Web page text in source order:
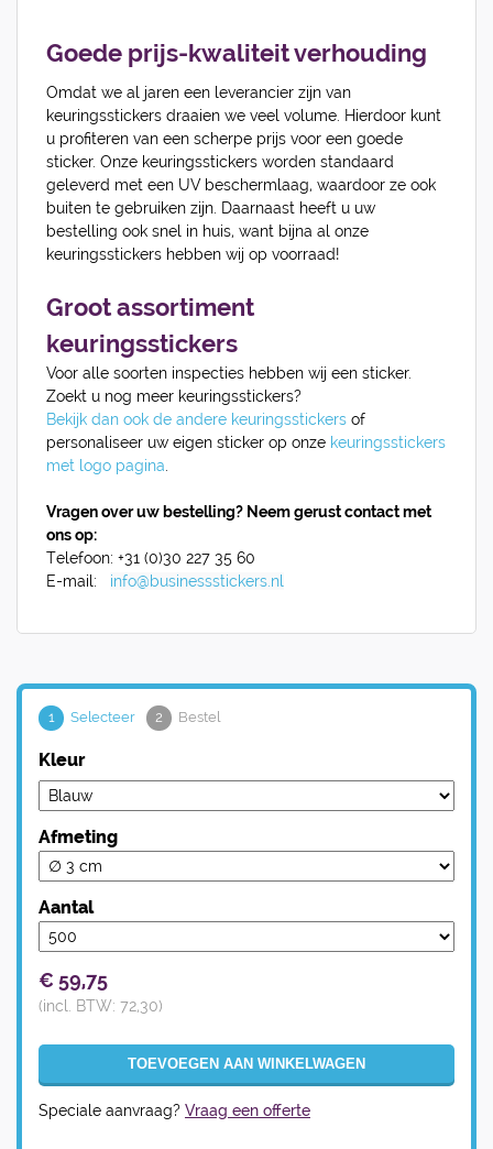
Goede prijs-kwaliteit verhouding
Omdat we al jaren een leverancier zijn van
keuringsstickers draaien we veel volume. Hierdoor kunt
u profiteren van een scherpe prijs voor een goede
sticker. Onze keuringsstickers worden standaard
geleverd met een UV beschermlaag, waardoor ze ook
buiten te gebruiken zijn. Daarnaast heeft u uw
bestelling ook snel in huis, want bijna al onze
keuringsstickers hebben wij op voorraad!
Groot assortiment
keuringsstickers
Voor alle soorten inspecties hebben wij een sticker.
Zoekt u nog meer keuringsstickers?
Bekijk dan ook de andere keuringsstickers of
personaliseer uw eigen sticker op onze keuringsstickers
met logo pagina.
Vragen over uw bestelling? Neem gerust contact met
ons op:
Telefoon: +31 (0)30 227 35 60
E-mail:
info@businessstickers.nl
1 Selecteer 2 Bestel
Kleur
Afmeting
Aantal
€ 59,75
(incl. BTW: 72,30)
Speciale aanvraag? Vraag een offerte